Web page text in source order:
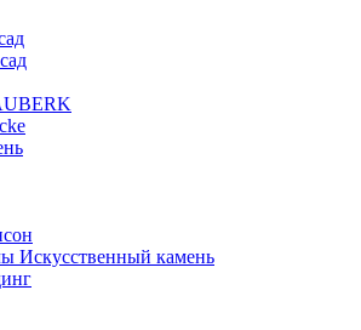
Искусственный камень